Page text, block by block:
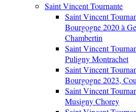
Saint Vincent Tournante
Saint Vincent
Bourgogne 2020 à
Chambertin
Saint Vincent
Puligny Montrachet
Saint Vincent
Bourgogne 2023,
Saint Vincent
Musigny Chorey